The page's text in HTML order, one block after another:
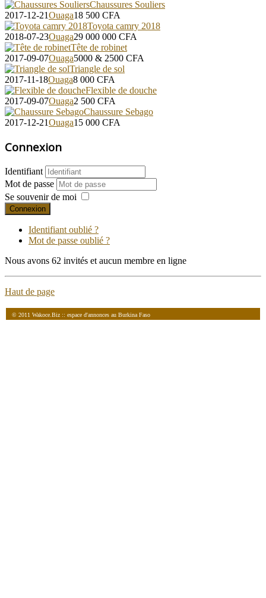
Chaussures Souliers
2017-12-21Ouaga18 500 CFA
Toyota camry 2018
2018-07-23Ouaga29 000 000 CFA
Tête de robinet
2017-09-07Ouaga5000 & 2500 CFA
Triangle de sol
2017-11-18Ouaga8 000 CFA
Flexible de douche
2017-09-07Ouaga2 500 CFA
Chaussure Sebago
2017-12-21Ouaga15 000 CFA
Connexion
Identifiant
Mot de passe
Se souvenir de moi
Connexion
Identifiant oublié ?
Mot de passe oublié ?
Nous avons 62 invités et aucun membre en ligne
Haut de page
© 2011 Wakoce.Biz :: espace d'annonces au Burkina Faso